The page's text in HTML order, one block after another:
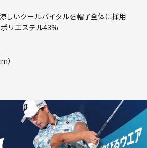
いクールバイタルを帽子全体に採用
リエステル43%
）